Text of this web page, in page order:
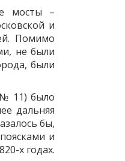
мосты –
и
Помимо
не были
были
11) было
дальняя
бы,
и
х годах.